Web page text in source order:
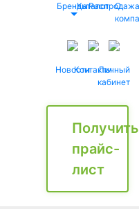
БрендыКаталог
Распродажа
О
НовостиКонтактыЛичный
кабинет
Получить
прайс-
лист